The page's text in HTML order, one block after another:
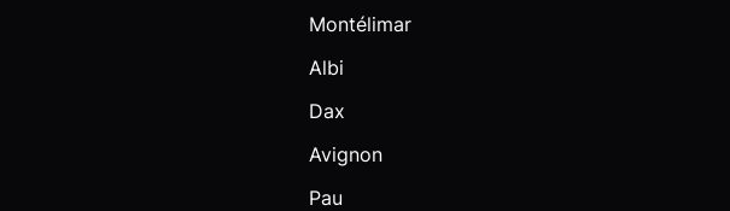
Montélimar
Albi
Dax
Avignon
Pau